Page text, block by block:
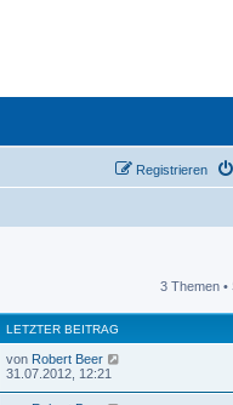
Registrieren
3 Themen •
LETZTER BEITRAG
von Robert Beer
31.07.2012, 12:21